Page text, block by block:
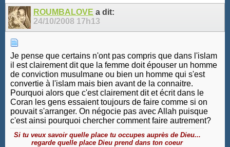
ROUMBALOVE a dit:
24/10/2008 17h13
Je pense que certains n'ont pas compris que dans l'islam
il est clairement dit que la femme doit épouser un homme
de conviction musulmane ou bien un homme qui s'est
convertie à l'islam mais bien avant de la connaitre.
Pourquoi alors que c'est clairement dit et écrit dans le
Coran les gens essaient toujours de faire comme si on
pouvait s'arranger. On négocie pas avec Allah puisque
c'est ainsi pourquoi chercher comment faire autrement?
Si tu veux savoir quelle place tu occupes auprès de Dieu...
regarde quelle place Dieu prend dans ton coeur